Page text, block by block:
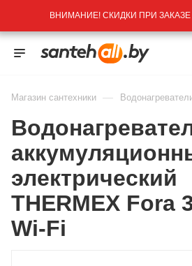
ВНИМАНИЕ! СКИДКИ ПРИ
Магазин сантехники —
электрический
THERMEX Fora
Wi-Fi